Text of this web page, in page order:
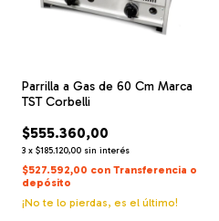
Parrilla a Gas de 60 Cm Marca
TST Corbelli
$555.360,00
3 x $185.120,00 sin interés
$527.592,00 con Transferencia o
depósito
¡No te lo pierdas, es el último!